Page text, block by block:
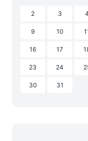
2 3 4
9 10
16 17
23 24
30 31